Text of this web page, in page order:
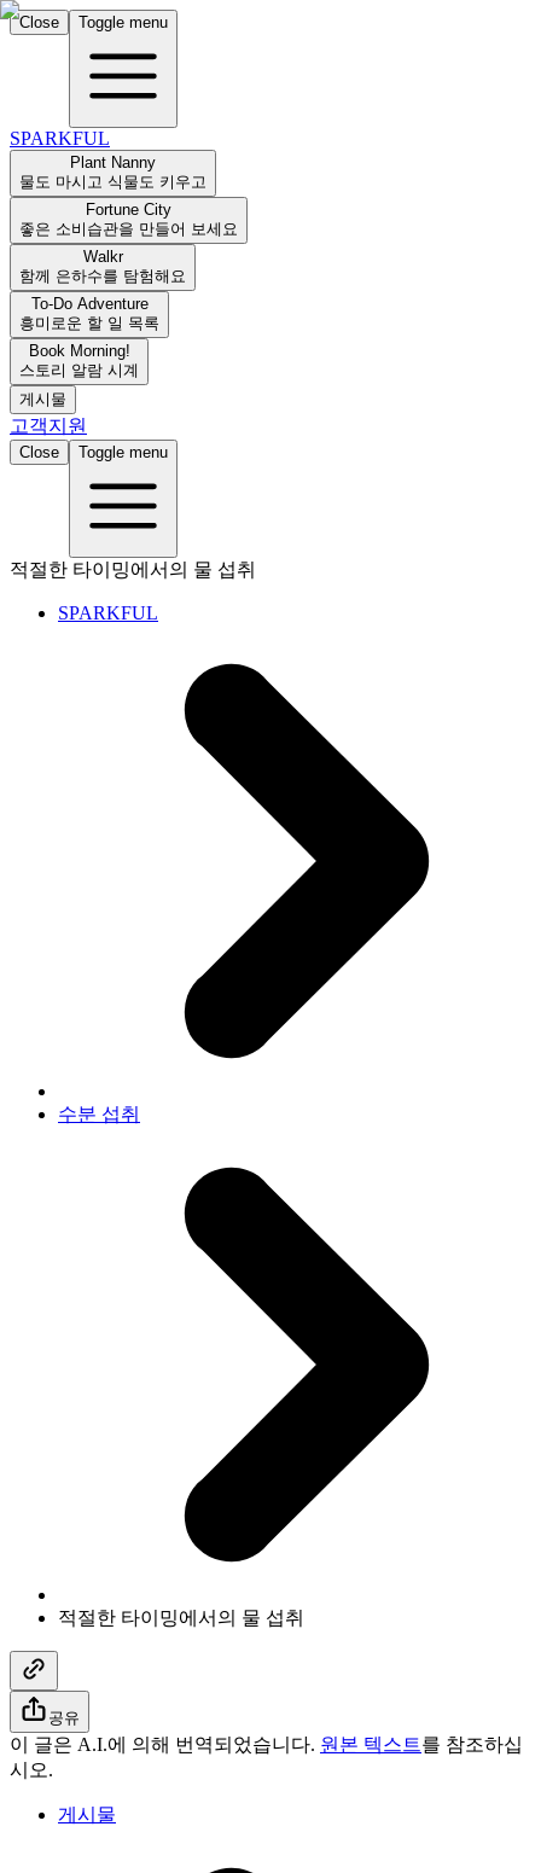
Close Toggle menu
SPARKFUL
Plant Nanny
물도 마시고 식물도 키우고
Fortune City
좋은 소비습관을 만들어 보세요
Walkr
함께 은하수를 탐험해요
To-Do Adventure
흥미로운 할 일 목록
Book Morning!
스토리 알람 시계
게시물
고객지원
Close Toggle menu
적절한 타이밍에서의 물 섭취
SPARKFUL
수분 섭취
적절한 타이밍에서의 물 섭취
공유
이 글은 A.I.에 의해 번역되었습니다. 원본 텍스트를 참조하십
시오.
게시물